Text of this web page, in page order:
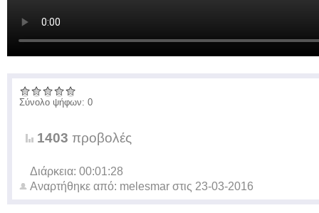
Σύνολο ψήφων: 0
1403 προβολές
Διάρκεια: 00:01:28
Αναρτήθηκε από: melesmar στις 23-03-2016